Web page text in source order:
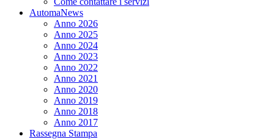
AutomaNews
Anno 2026
Anno 2025
Anno 2024
Anno 2023
Anno 2022
Anno 2021
Anno 2020
Anno 2019
Anno 2018
Anno 2017
Rassegna Stampa